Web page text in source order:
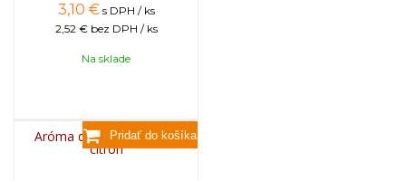
3,10 € s DPH / ks
2,52 € bez DPH / ks
Na sklade
Aróma do sviečok, 25g -
citrón